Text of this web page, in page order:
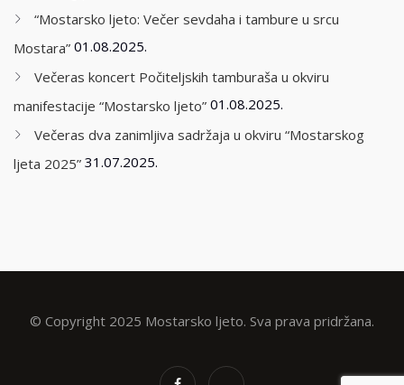
“Mostarsko ljeto: Večer sevdaha i tambure u srcu
Mostara” 01.08.2025.
Večeras koncert Počiteljskih tamburaša u okviru
manifestacije “Mostarsko ljeto” 01.08.2025.
Večeras dva zanimljiva sadržaja u okviru “Mostarskog
ljeta 2025” 31.07.2025.
© Copyright 2025 Mostarsko ljeto. Sva prava pridržana.